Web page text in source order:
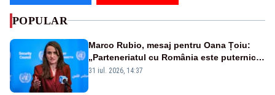
POPULAR
Marco Rubio, mesaj pentru Oana Țoiu:
„Parteneriatul cu România este puternic
și prețuit”
31 iul. 2026, 14:37